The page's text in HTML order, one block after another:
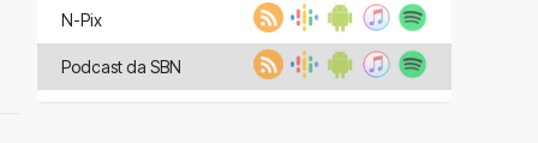
N-Pix
Podcast da SBN